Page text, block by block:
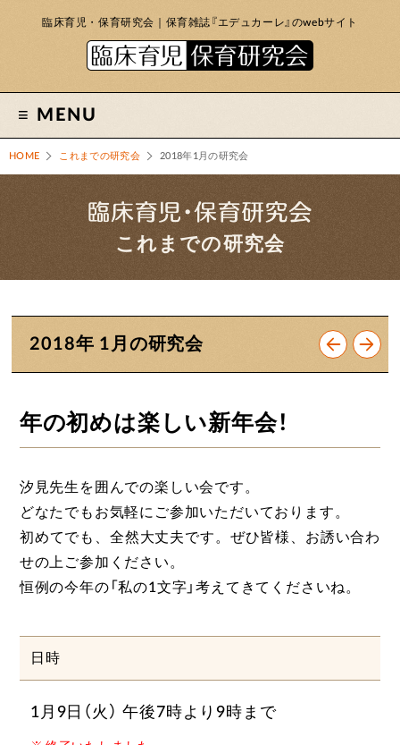
臨床育児・保育研究会｜保育雑誌『エデュカーレ』のwebサイト
MENU
HOME これまでの研究会 2018年1月の研究会
これまでの研究会
2018年 1月の研究会
年の初めは楽しい新年会！
汐見先生を囲んでの楽しい会です。
どなたでもお気軽にご参加いただいております。
初めてでも、全然大丈夫です。ぜひ皆様、お誘い合わ
せの上ご参加ください。
恒例の今年の「私の1文字」考えてきてくださいね。
日時
1月9日（火） 午後7時より9時まで